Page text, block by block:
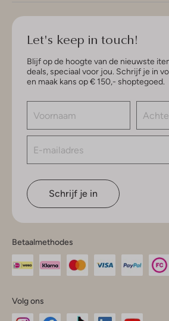
Let's keep in touch!
Blijf op de hoogte van de nieuwste
deals, speciaal voor jou. Schrijf je in
en maak kans op € 150,- shoptegoed.
Schrijf je in
Betaalmethodes
Volg ons